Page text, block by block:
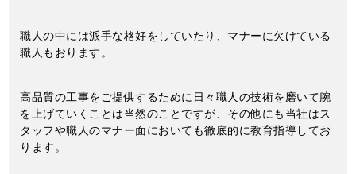
職人の中には派手な格好をしていたり、マナーに欠けている
職人もおります。
高品質の工事をご提供するために日々職人の技術を磨いて腕
を上げていくことは当然のことですが、その他にも当社はス
タッフや職人のマナー面においても徹底的に教育指導してお
ります。